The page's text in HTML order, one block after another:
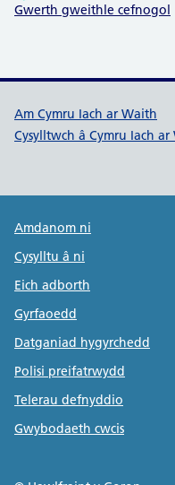
:
Gwerth gweithle cefnogol
Dolenni
Am Cymru Iach ar Waith
Cysylltwch â Cymru Iach ar
Public Health
Amdanom ni
Cysylltu â ni
Eich adborth
Gyrfaoedd
Datganiad hygyrchedd
Polisi preifatrwydd
Telerau defnyddio
Gwybodaeth cwcis